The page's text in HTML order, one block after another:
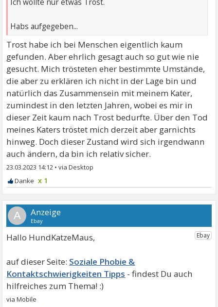
Ich wollte nur etwas Trost.
Habs aufgegeben...
Trost habe ich bei Menschen eigentlich kaum
gefunden. Aber ehrlich gesagt auch so gut wie nie
gesucht. Mich trösteten eher bestimmte Umstände,
die aber zu erklären ich nicht in der Lage bin und
natürlich das Zusammensein mit meinem Kater,
zumindest in den letzten Jahren, wobei es mir in
dieser Zeit kaum nach Trost bedurfte. Über den Tod
meines Katers tröstet mich derzeit aber garnichts
hinweg. Doch dieser Zustand wird sich irgendwann
auch ändern, da bin ich relativ sicher.
23.03.2023 14:12 •
x 1
A
Hallo HundKatzeMaus,
Soziale Phobie &
Kontaktschwierigkeiten Tipps